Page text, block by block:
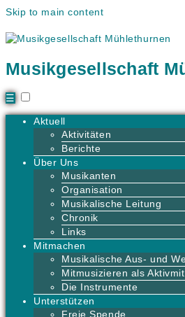
Skip to main content
Musikgesellschaft
☰
Aktuell
Aktivitäten
Berichte
Über Uns
Musikanten
Organisation
Musikalische Leitung
Chronik
Links
Mitmachen
Musikalische Aus- und
Mitmusizieren als
Die Instrumente
Unterstützen
Freie Spende